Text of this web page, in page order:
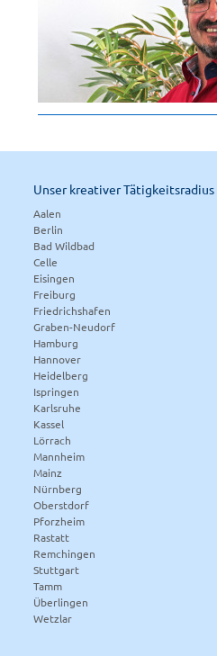
Unser kreativer Tätigkeitsradius
Aalen
Berlin
Bad Wildbad
Celle
Eisingen
Freiburg
Friedrichshafen
Graben-Neudorf
Hamburg
Hannover
Heidelberg
Ispringen
Karlsruhe
Kassel
Lörrach
Mannheim
Mainz
Nürnberg
Oberstdorf
Pforzheim
Rastatt
Remchingen
Stuttgart
Tamm
Überlingen
Wetzlar